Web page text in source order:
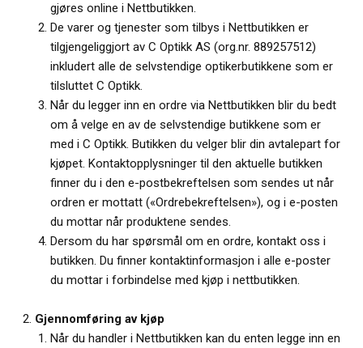
gjøres online i Nettbutikken.
De varer og tjenester som tilbys i Nettbutikken er
tilgjengeliggjort av C Optikk AS (org.nr. 889257512)
inkludert alle de selvstendige optikerbutikkene som er
tilsluttet C Optikk.
Når du legger inn en ordre via Nettbutikken blir du bedt
om å velge en av de selvstendige butikkene som er
med i C Optikk. Butikken du velger blir din avtalepart for
kjøpet. Kontaktopplysninger til den aktuelle butikken
finner du i den e-postbekreftelsen som sendes ut når
ordren er mottatt («Ordrebekreftelsen»), og i e-posten
du mottar når produktene sendes.
Dersom du har spørsmål om en ordre, kontakt oss i
butikken. Du finner kontaktinformasjon i alle e-poster
du mottar i forbindelse med kjøp i nettbutikken.
Gjennomføring av kjøp
Når du handler i Nettbutikken kan du enten legge inn en